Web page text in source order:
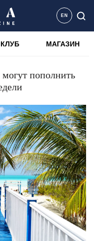
EN
КЛУБ МАГАЗИН
пополнить